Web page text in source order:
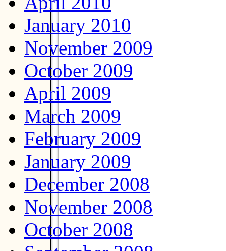
January 2010
November 2009
October 2009
April 2009
March 2009
February 2009
January 2009
December 2008
November 2008
October 2008